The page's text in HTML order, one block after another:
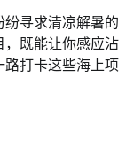
纷寻求清凉解暑的
，既能让你感应沾
路打卡这些海上项